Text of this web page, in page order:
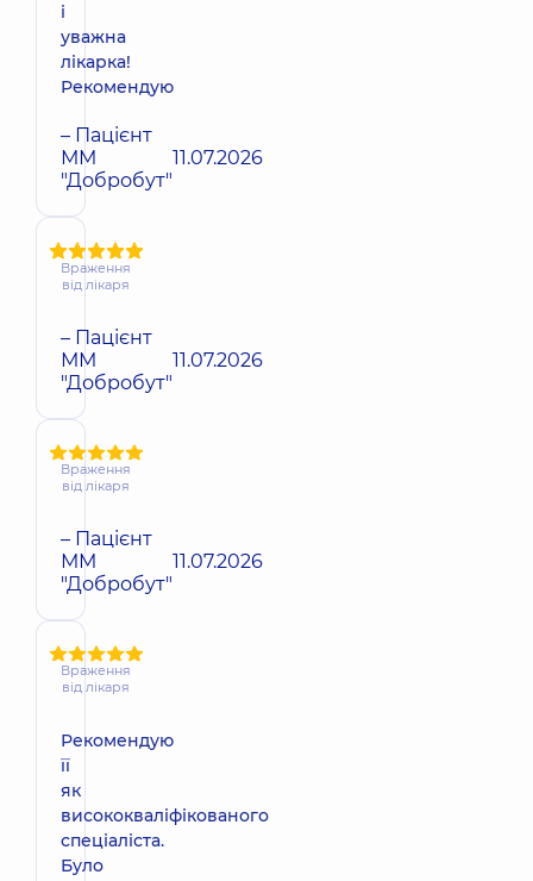
і
уважна
лікарка!
Рекомендую
– Пацієнт
ММ
"Добробут"
11.07.2026
Враження
від лікаря
– Пацієнт
ММ
"Добробут"
11.07.2026
Враження
від лікаря
– Пацієнт
ММ
"Добробут"
11.07.2026
Враження
від лікаря
Рекомендую
її
як
висококваліфікованого
спеціаліста.
Було